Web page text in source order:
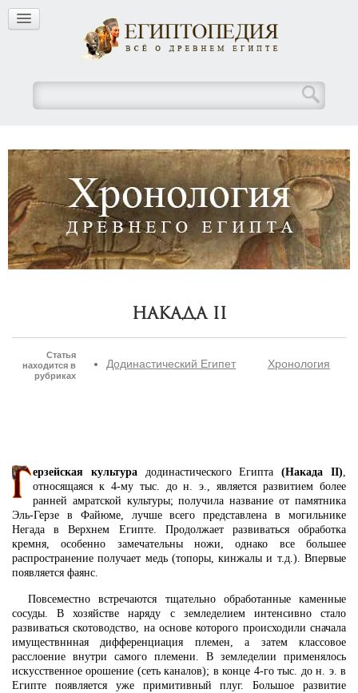
Накада II
Статья
находится в
рубриках
Хронология
Додинастический Египет
ерзейская культурадодинастического Египта(Накада II),
относящаяся к 4-му тыс. до н. э., является развитием более
ранней амратской культуры; получила название от памятника
Эль-Герзе в Файюме, лучше всего представлена в могильнике
Негада в Верхнем Египте. Продолжает развиваться обработка
кремня, особенно замечательны ножи, однако все большее
распространение получает медь (топоры, кинжалы и т.д.). Впервые
появляется фаянс.
Повсеместно встречаются тщательно обработанные каменные
сосуды. В хозяйстве наряду с земледелием интенсивно стало
развиваться скотоводство, на основе которого происходили сначала
имуществннная дифференциация племен, а затем классовое
расслоение внутри самого племени. В земледелии применялось
искусственное орошение (сеть каналов); в конце 4-го тыс. до н. э. в
Египте появляется уже примитивный плуг. Большое развитие